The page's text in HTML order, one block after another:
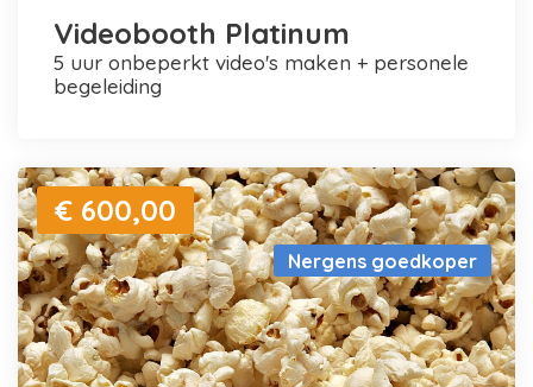
Videobooth Platinum
5 uur onbeperkt video's maken + personele
begeleiding
Nergens goedkoper
€ 600,00